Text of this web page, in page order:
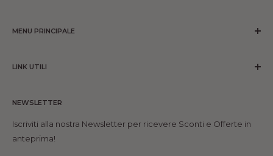
Corso Dei Mille 71-73 Partinico (PA)
MENU PRINCIPALE
Prodotti
Contatti
🆕News
Richiesta resi e rimborsi
LINK UTILI
Contatti
Progetta e arreda
Spedizioni
NEWSLETTER
Iscriviti alla nostra Newsletter per ricevere Sconti e Offerte in
anteprima!